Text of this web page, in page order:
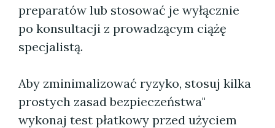
preparatów lub stosować je wyłącznie
po konsultacji z prowadzącym ciążę
specjalistą.
Aby zminimalizować ryzyko, stosuj kilka
prostych zasad bezpieczeństwa"
wykonaj test płatkowy przed użyciem